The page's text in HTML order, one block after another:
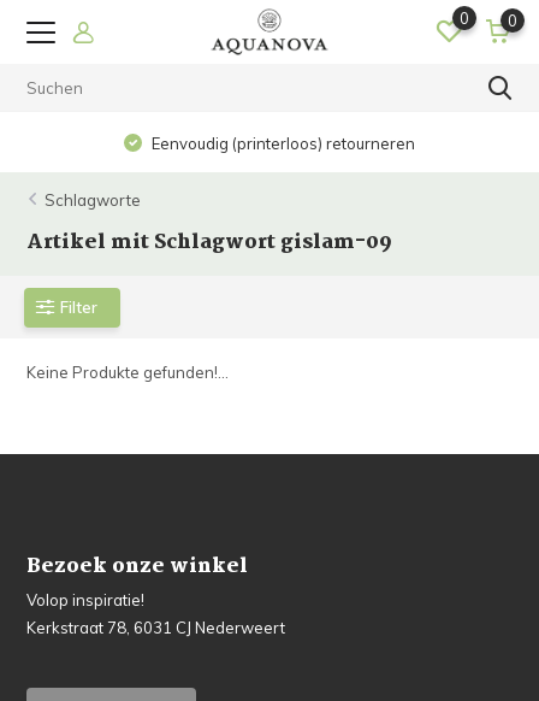
0 0
Eenvoudig (printerloos) retourneren
Schlagworte
Artikel mit Schlagwort gislam-09
Filter
Keine Produkte gefunden!...
Bezoek onze winkel
Volop inspiratie!
Kerkstraat 78, 6031 CJ Nederweert